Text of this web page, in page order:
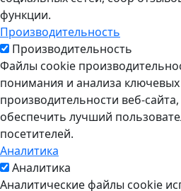
функции.
Производительность
Производительность
Файлы cookie
понимания и анализа ключевых
производительности веб-
обеспечить лучший
посетителей.
Аналитика
Аналитика
Аналитические файлы cookie